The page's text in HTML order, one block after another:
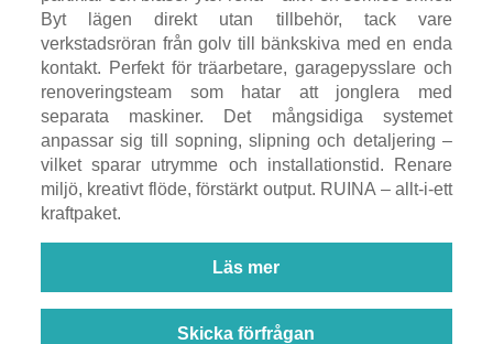
Byt lägen direkt utan tillbehör, tack vare
verkstadsröran från golv till bänkskiva med en enda
kontakt. Perfekt för träarbetare, garagepysslare och
renoveringsteam som hatar att jonglera med
separata maskiner. Det mångsidiga systemet
anpassar sig till sopning, slipning och detaljering –
vilket sparar utrymme och installationstid. Renare
miljö, kreativt flöde, förstärkt output. RUINA – allt-i-ett
kraftpaket.
Läs mer
Skicka förfrågan